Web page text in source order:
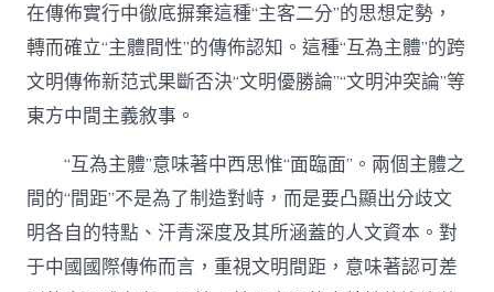
在傳佈實行中徹底摒棄這種“主客二分”的思想定勢，
轉而確立“主體間性”的傳佈認知。這種“互為主體”的跨
文明傳佈新范式果斷否決“文明優勝論”“文明沖突論”等
東方中間主義敘事。
“互為主體”意味著中西思惟“面臨面”。兩個主體之
間的“間距”不是為了制造對峙，而是要凸顯出分歧文
明各自的特點、汗青深度及其所涵蓋的人文資本。對
于中國國際傳佈而言，重視文明間距，意味著認可差